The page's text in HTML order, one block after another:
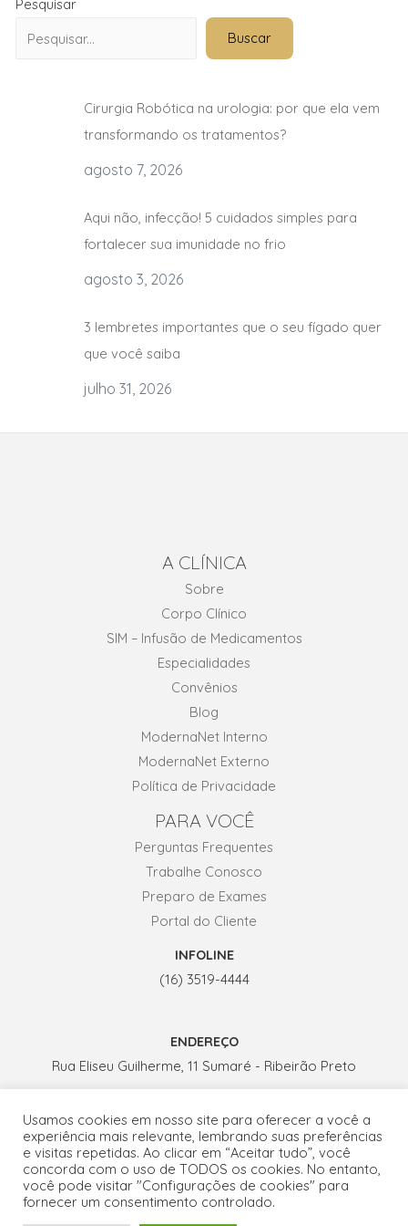
Pesquisar
Buscar
Cirurgia Robótica na urologia: por que ela vem
transformando os tratamentos?
agosto 7, 2026
Aqui não, infecção! 5 cuidados simples para
fortalecer sua imunidade no frio
agosto 3, 2026
3 lembretes importantes que o seu fígado quer
que você saiba
julho 31, 2026
A CLÍNICA
Sobre
Corpo Clínico
SIM – Infusão de Medicamentos
Especialidades
Convênios
Blog
ModernaNet Interno
ModernaNet Externo
Política de Privacidade
PARA VOCÊ
Perguntas Frequentes
Trabalhe Conosco
Preparo de Exames
Portal do Cliente
INFOLINE
(16) 3519-4444
ENDEREÇO
Rua Eliseu Guilherme, 11 Sumaré - Ribeirão Preto
HORÁRIO DE ATENDIMENTO
Seg. a Sex.: 07h - 19h
Sábados: 07h - 13h
Usamos cookies em nosso site para oferecer a você a
experiência mais relevante, lembrando suas preferências
e visitas repetidas. Ao clicar em “Aceitar tudo”, você
concorda com o uso de TODOS os cookies. No entanto,
você pode visitar "Configurações de cookies" para
fornecer um consentimento controlado.